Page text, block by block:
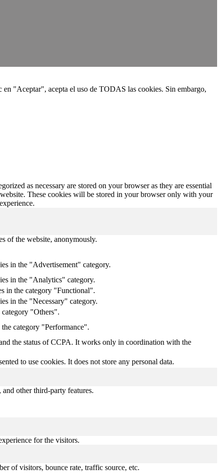
en "Aceptar", acepta el uso de TODAS las cookies. Sin embargo,
as necessary are stored on your browser as they are essential
These cookies will be stored in your browser only with your
of the website, anonymously.
in the "Advertisement" category.
in the "Analytics" category.
in the category "Functional".
in the "Necessary" category.
category "Others".
category "Performance".
the status of CCPA. It works only in coordination with the
to use cookies. It does not store any personal data.
other third-party features.
for the visitors.
of visitors, bounce rate, traffic source, etc.